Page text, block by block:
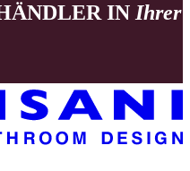
IN Ihrer